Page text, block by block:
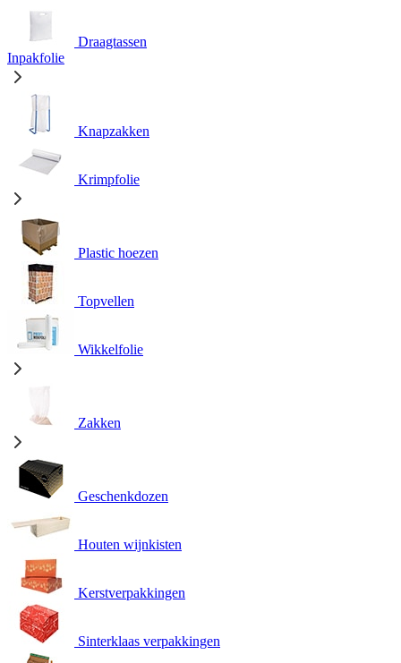
Draagtassen
Inpakfolie
Knapzakken
Krimpfolie
Plastic hoezen
Topvellen
Wikkelfolie
Zakken
Geschenkdozen
Houten wijnkisten
Kerstverpakkingen
Sinterklaas verpakkingen